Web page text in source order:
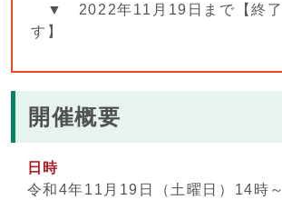
▼ 2022年11月19日まで【終了
す】
開催概要
日時
令和4年11月19日（土曜日）14